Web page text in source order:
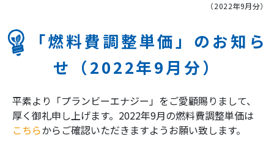
（2022年9月分）
「燃料費調整単価」のお知ら
せ（2022年9月分）
平素より「プランビーエナジー」をご愛顧賜りまして、
厚く御礼申し上げます。2022年9月の燃料費調整単価は
こちらからご確認いただきますようお願い致します。